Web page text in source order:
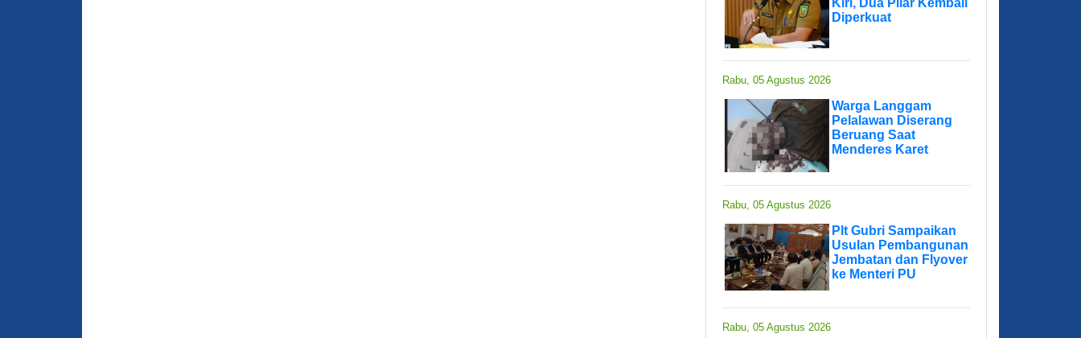
Kiri, Dua Pilar Kembali
Diperkuat
Rabu, 05 Agustus 2026
Warga Langgam
Pelalawan Diserang
Beruang Saat
Menderes Karet
Rabu, 05 Agustus 2026
Plt Gubri Sampaikan
Usulan Pembangunan
Jembatan dan Flyover
ke Menteri PU
Rabu, 05 Agustus 2026